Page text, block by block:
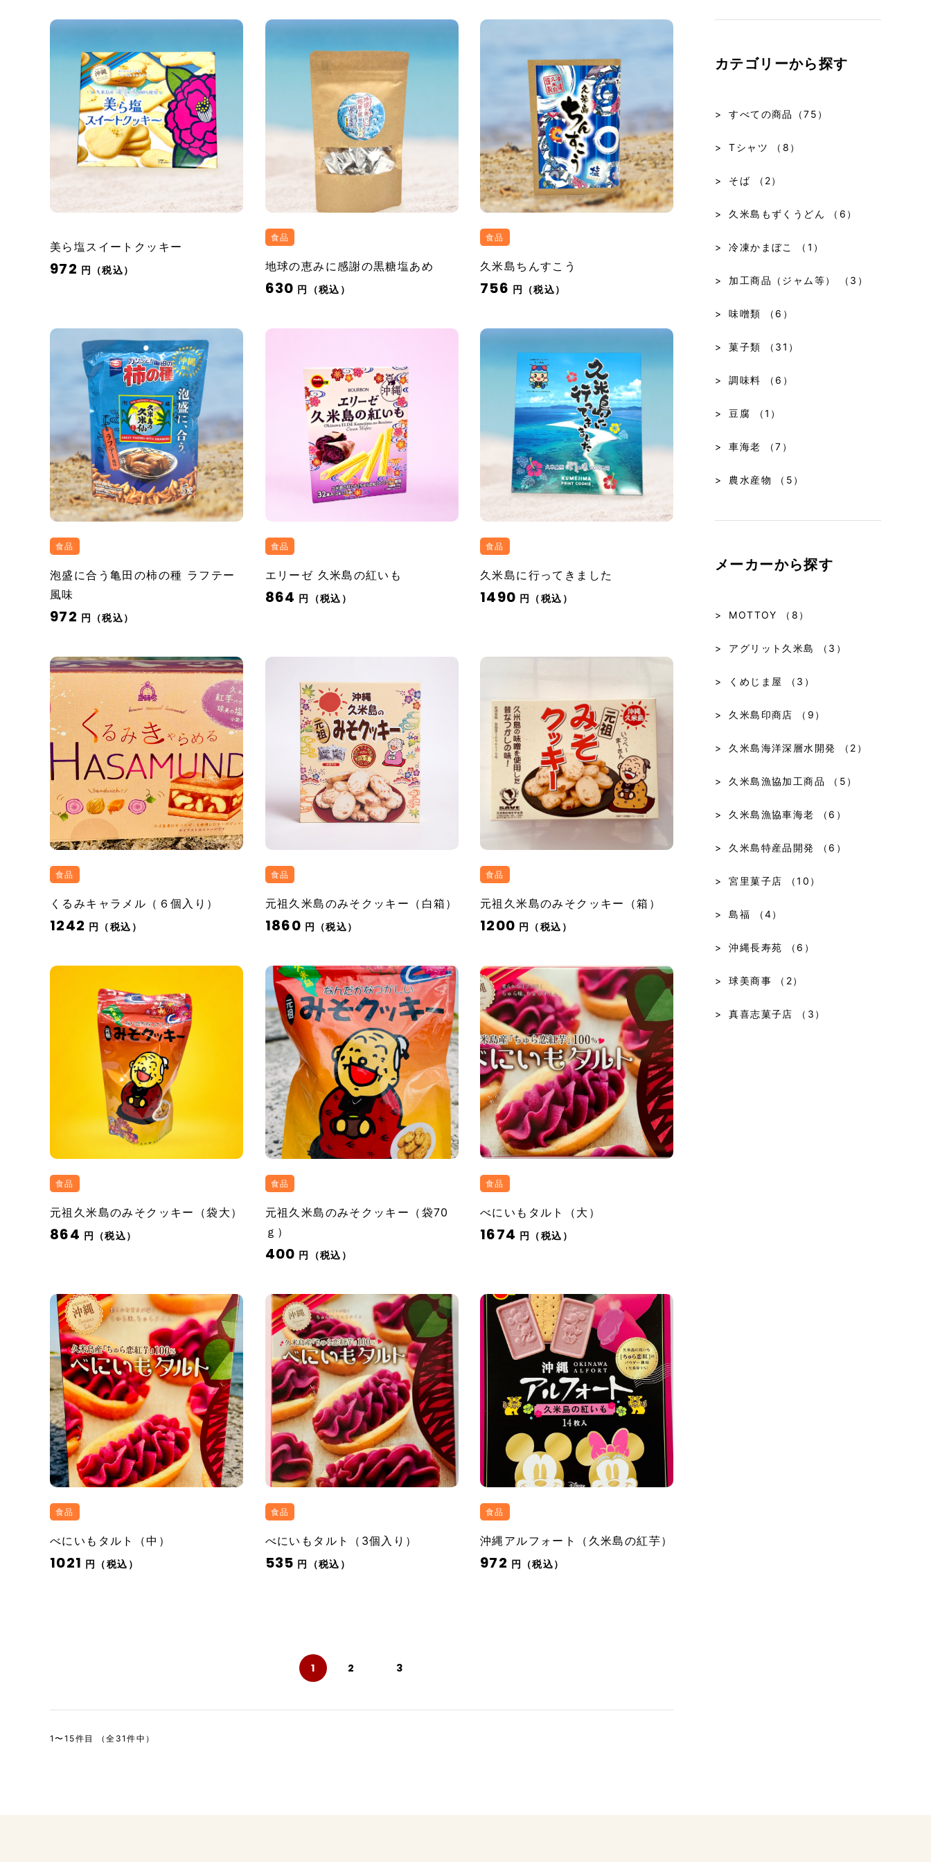
美ら塩スイートクッキー
972 円（税込）
食品
地球の恵みに感謝の黒糖塩あめ
630 円（税込）
食品
久米島ちんすこう
756 円（税込）
食品
泡盛に合う亀田の柿の種 ラフテー
風味
972 円（税込）
食品
エリーゼ 久米島の紅いも
864 円（税込）
食品
久米島に行ってきました
1490 円（税込）
食品
くるみキャラメル（６個入り）
1242 円（税込）
食品
元祖久米島のみそクッキー（白箱）
1860 円（税込）
食品
元祖久米島のみそクッキー（箱）
1200 円（税込）
食品
元祖久米島のみそクッキー（袋大）
864 円（税込）
食品
元祖久米島のみそクッキー（袋70
ｇ）
400 円（税込）
食品
べにいもタルト（大）
1674 円（税込）
食品
べにいもタルト（中）
1021 円（税込）
食品
べにいもタルト（3個入り）
535 円（税込）
食品
沖縄アルフォート（久米島の紅芋）
972 円（税込）
1 2 3
1〜15件目 （全31件中）
カテゴリーから探す
すべての商品 （75）
Tシャツ （8）
そば （2）
久米島もずくうどん （6）
冷凍かまぼこ （1）
加工商品（ジャム等） （3）
味噌類 （6）
菓子類 （31）
調味料 （6）
豆腐 （1）
車海老 （7）
農水産物 （5）
メーカーから探す
MOTTOY （8）
アグリット久米島 （3）
くめじま屋 （3）
久米島印商店 （9）
久米島海洋深層水開発 （2）
久米島漁協加工商品 （5）
久米島漁協車海老 （6）
久米島特産品開発 （6）
宮里菓子店 （10）
島福 （4）
沖縄長寿苑 （6）
球美商事 （2）
真喜志菓子店 （3）